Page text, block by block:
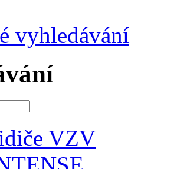
vyhledávání